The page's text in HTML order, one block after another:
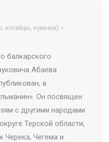
ногайцы, кумыки)
балкарского
Абаева
а
Он посвящен
с другими народами
Терской области,
Черека, Чегема и